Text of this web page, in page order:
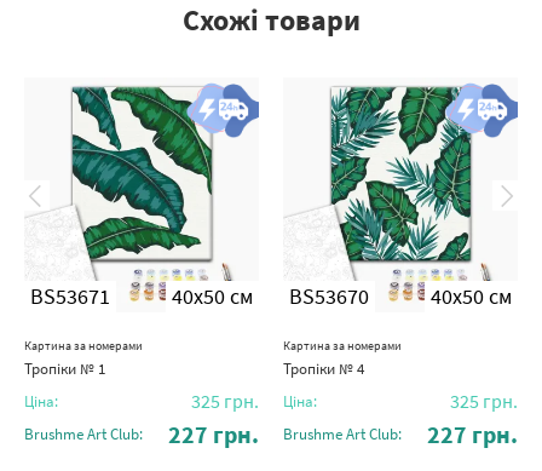
Схожі товари
BS53671 40x50 см
Картина за номерами
Тропіки № 1
Ціна: 325 грн.
Brushme Art Club: 227 грн.
BS53670 40x50 см
Картина за номерами
Тропіки № 4
Ціна: 325 грн.
Brushme Art Club: 227 грн.